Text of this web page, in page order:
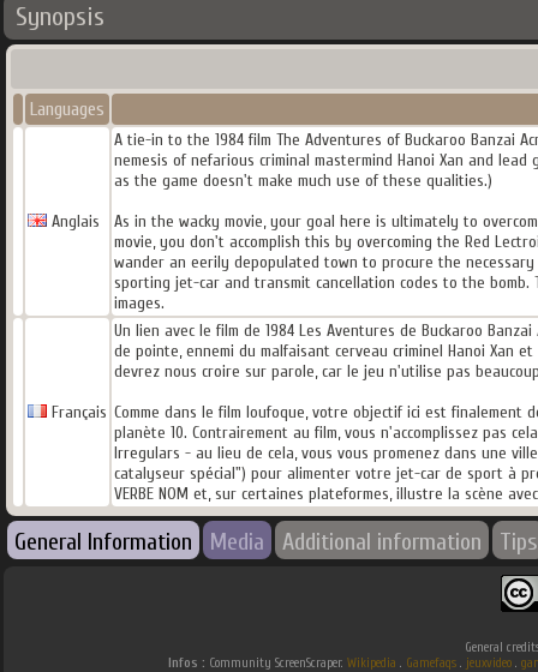
Synopsis
Languages
Anglais
A tie-in to the 1984 film The Adventures of Buckaroo Banzai
nemesis of nefarious criminal mastermind Hanoi Xan and
as the game doesn't make much use of these qualities.)
As in the wacky movie, your goal here is ultimately to
movie, you don't accomplish this by overcoming the Red
wander an eerily depopulated town to procure the
sporting jet-car and transmit cancellation codes to the bomb.
images.
Français
Un lien avec le film de 1984 Les Aventures de Buckaroo
de pointe, ennemi du malfaisant cerveau criminel Hanoi Xan
devrez nous croire sur parole, car le jeu n'utilise pas
Comme dans le film loufoque, votre objectif ici est
planète 10. Contrairement au film, vous n'accomplissez pas
Irregulars - au lieu de cela, vous vous promenez dans une
catalyseur spécial") pour alimenter votre jet-car de sport à
VERBE NOM et, sur certaines plateformes, illustre la scène
General Information Media Additional information Tips
General
Infos : Community ScreenScraper. Wikipedia . Gamefaqs. jeuxvideo.